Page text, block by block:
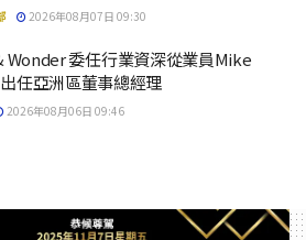
2026年08月07日 09:30
Wonder 委任行業資深從業員Mike
任亞洲區董事總經理
2026年08月06日 09:46